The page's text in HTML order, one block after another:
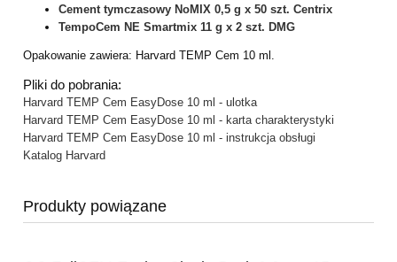
Cement tymczasowy NoMIX 0,5 g x 50 szt. Centrix
TempoCem NE Smartmix 11 g x 2 szt. DMG
Opakowanie zawiera: Harvard TEMP Cem 10 ml.
Pliki do pobrania:
Harvard TEMP Cem EasyDose 10 ml - ulotka
Harvard TEMP Cem EasyDose 10 ml - karta charakterystyki
Harvard TEMP Cem EasyDose 10 ml - instrukcja obsługi
Katalog Harvard
Produkty powiązane